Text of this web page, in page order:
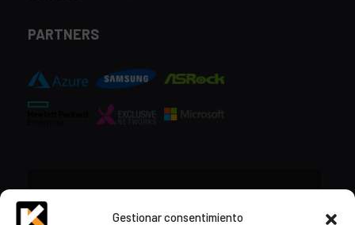
Gestionar consentimiento
PARTNERS